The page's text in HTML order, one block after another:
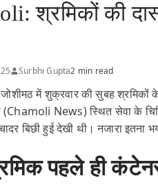
श्रमिकों की
Surbhi Gupta2 min read
जोशीमठ में शुक्रवार की सुबह श्रमिकों
(Chamoli News) स्थित सेवा के
चादर बिछी हुई देखी थी। नजारा
पहले ही